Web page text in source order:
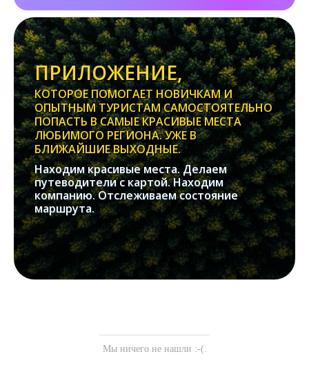
ПРИЛОЖЕНИЕ,
КОТОРОЕ ПОМОГАЕТ НОВИЧКАМ И
ОПЫТНЫМ ТУРИСТАМ САМОСТОЯТЕЛЬНО
ПОПАСТЬ В САМЫЕ КРАСИВЫЕ МЕСТА
ЛЮБИМОГО РЕГИОНА. УЖЕ В
БЛИЖАЙШИЕ ВЫХОДНЫЕ.
Находим красивые места. Делаем
путеводители с картой. Находим
компанию. Отслеживаем состояние
маршрута.
Мы ничего не нашли :-(.